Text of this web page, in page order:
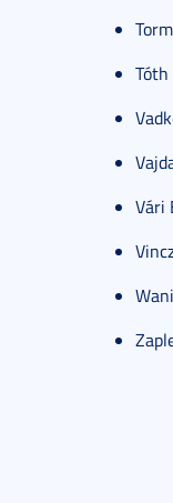
Tóth
Vári